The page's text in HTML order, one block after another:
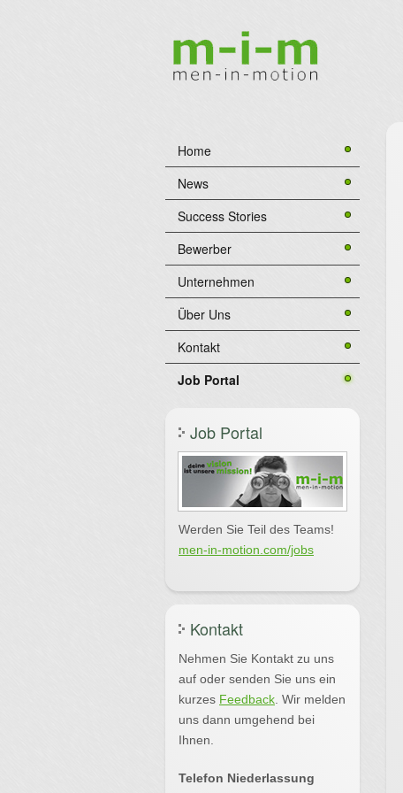
Home
News
Success Stories
Bewerber
Unternehmen
Über Uns
Kontakt
Job Portal
Job Portal
Werden Sie Teil des Teams!
men-in-motion.com/jobs
Kontakt
Nehmen Sie Kontakt zu uns
auf oder senden Sie uns ein
kurzes Feedback . Wir melden
uns dann umgehend bei
Ihnen.
Telefon Niederlassung